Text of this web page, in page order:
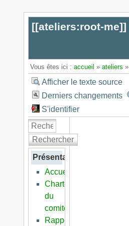
[[ateliers:root-me]]
Vous êtes ici : accueil » ateliers »
Afficher le texte source
Derniers changements
S'identifier
Rechercher
Présentation
Accueil
Charte
du
comité
Rapports